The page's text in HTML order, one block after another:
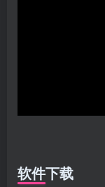
软件下载